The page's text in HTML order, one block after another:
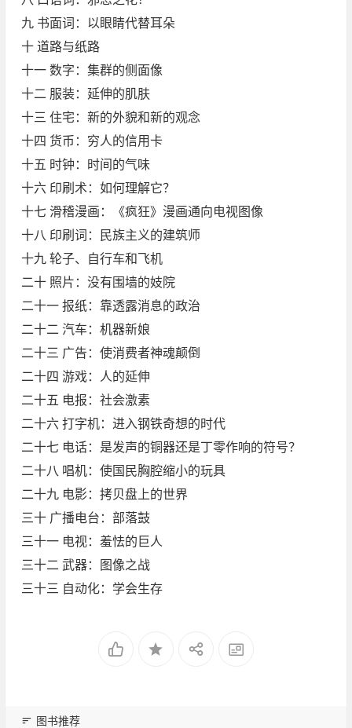
九 书面词：以眼睛代替耳朵
十 道路与纸路
十一 数字：集群的侧面像
十二 服装：延伸的肌肤
十三 住宅：新的外貌和新的观念
十四 货币：穷人的信用卡
十五 时钟：时间的气味
十六 印刷术：如何理解它？
十七 滑稽漫画：《疯狂》漫画通向电视图像
十八 印刷词：民族主义的建筑师
十九 轮子、自行车和飞机
二十 照片：没有围墙的妓院
二十一 报纸：靠透露消息的政治
二十二 汽车：机器新娘
二十三 广告：使消费者神魂颠倒
二十四 游戏：人的延伸
二十五 电报：社会激素
二十六 打字机：进入钢铁奇想的时代
二十七 电话：是发声的铜器还是丁零作响的符号？
二十八 唱机：使国民胸腔缩小的玩具
二十九 电影：拷贝盘上的世界
三十 广播电台：部落鼓
三十一 电视：羞怯的巨人
三十二 武器：图像之战
三十三 自动化：学会生存
图书推荐